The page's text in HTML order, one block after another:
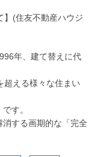
年、建て替えに代
超える様々な住まい
す。
する画期的な「完全